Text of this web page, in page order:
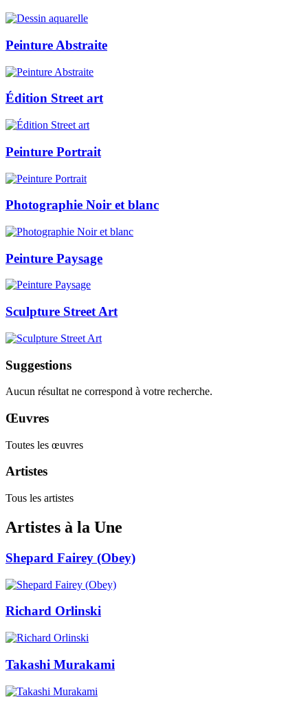
Peinture Abstraite
Édition Street art
Peinture Portrait
Photographie Noir et blanc
Peinture Paysage
Sculpture Street Art
Suggestions
Aucun résultat ne correspond à votre recherche.
Œuvres
Toutes les œuvres
Artistes
Tous les artistes
Artistes à la Une
Shepard Fairey (Obey)
Richard Orlinski
Takashi Murakami